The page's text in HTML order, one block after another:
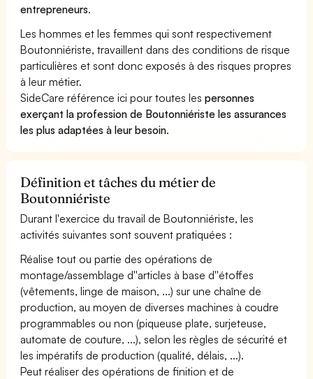
entrepreneurs.
Les hommes et les femmes qui sont respectivement
Boutonniériste, travaillent dans des conditions de risque
particulières et sont donc exposés à des risques propres
à leur métier.
SideCare référence ici pour toutes lespersonnes
exerçant la profession de Boutonniériste les assurances
les plus adaptées à leur besoin.
Définition et tâches du métier de
Boutonniériste
Durant l'exercice du travail de Boutonniériste, les
activités suivantes sont souvent pratiquées :
Réalise tout ou partie des opérations de
montage/assemblage d''articles à base d''étoffes
(vêtements, linge de maison, ...) sur une chaîne de
production, au moyen de diverses machines à coudre
programmables ou non (piqueuse plate, surjeteuse,
automate de couture, ...), selon les règles de sécurité et
les impératifs de production (qualité, délais, ...).
Peut réaliser des opérations de finition et de